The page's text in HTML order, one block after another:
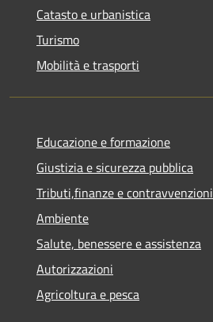
Catasto e urbanistica
Turismo
Mobilità e trasporti
Educazione e formazione
Giustizia e sicurezza pubblica
Tributi,finanze e contravvenzioni
Ambiente
Salute, benessere e assistenza
Autorizzazioni
Agricoltura e pesca